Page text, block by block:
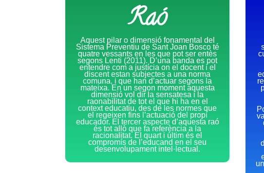
Raó
Aquest pilar o dimensió fonamental del
Sistema Preventiu de Sant Joan Bosco té
quatre vessants en les que pot ser entès
segons Lenti (2011). D’una banda es pot
entendre com a justícia on el docent i el
discent estan subjectes a una norma
comuna, i que han d’actuar segons la
mateixa. En un segon moment aquesta
dimensió vol dir la sensatesa i la
raonabilitat de tot el que hi ha en el
context educatiu, des de les normes que
el regeixen fins l’actuació del propi
educador. El tercer aspecte d’aquesta raó
és tot allò que fa referència a la
racionalitat. El quart i últim és el
compromís de l’educand en el seu
desenvolupament intel·lectual.